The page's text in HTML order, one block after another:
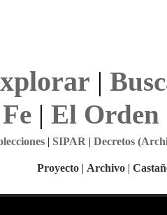
|
| El Orden
| SIPAR | Decretos
Proyecto | Archivo |